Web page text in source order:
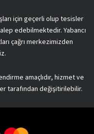
için geçerli olup tesisler
edebilmektedir. Yabancı
çağrı merkezimizden
amaçlıdır, hizmet ve
tarafından değişitirilebilir.